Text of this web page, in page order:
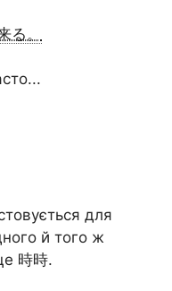
る。
для
й того ж
時時.